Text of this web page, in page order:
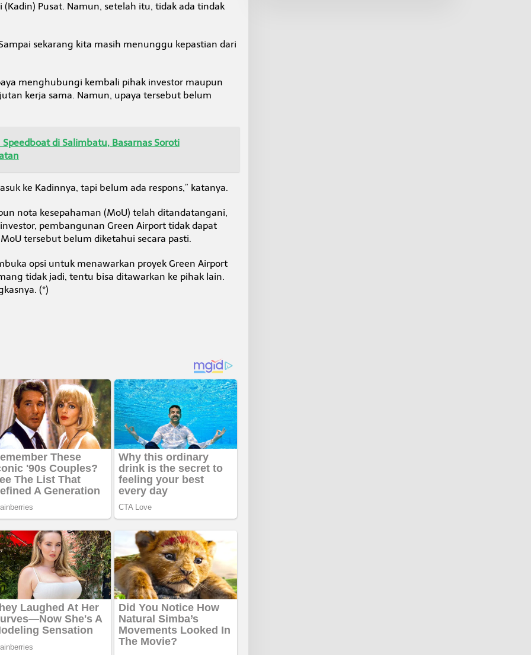
Pusat. Namun, setelah itu, tidak ada tindak
sekarang kita masih menunggu kepastian dari
menghubungi kembali pihak investor maupun
kerja sama. Namun, upaya tersebut belum
Speedboat di Salimbatu, Basarnas Soroti
ke Kadinnya, tapi belum ada respons,” katanya.
nota kesepahaman (MoU) telah ditandatangani,
pembangunan Green Airport tidak dapat
tersebut belum diketahui secara pasti.
opsi untuk menawarkan proyek Green Airport
tidak jadi, tentu bisa ditawarkan ke pihak lain.
(*)